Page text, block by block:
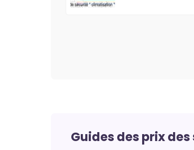
Guides des prix